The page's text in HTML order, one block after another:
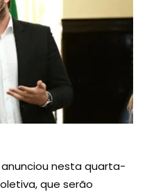
anunciou nesta quarta-
que serão